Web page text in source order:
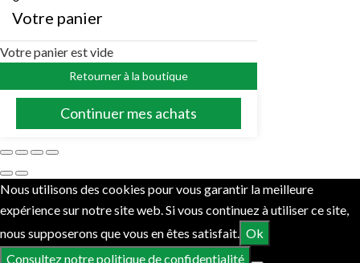
Votre panier
Votre panier est vide
Retourner à la boutique
Continuer mes achats
Nous utilisons des cookies pour vous garantir la meilleure
expérience sur notre site web. Si vous continuez à utiliser ce site,
nous supposerons que vous en êtes satisfait. Ok
Consultez notre politique de confidentialité